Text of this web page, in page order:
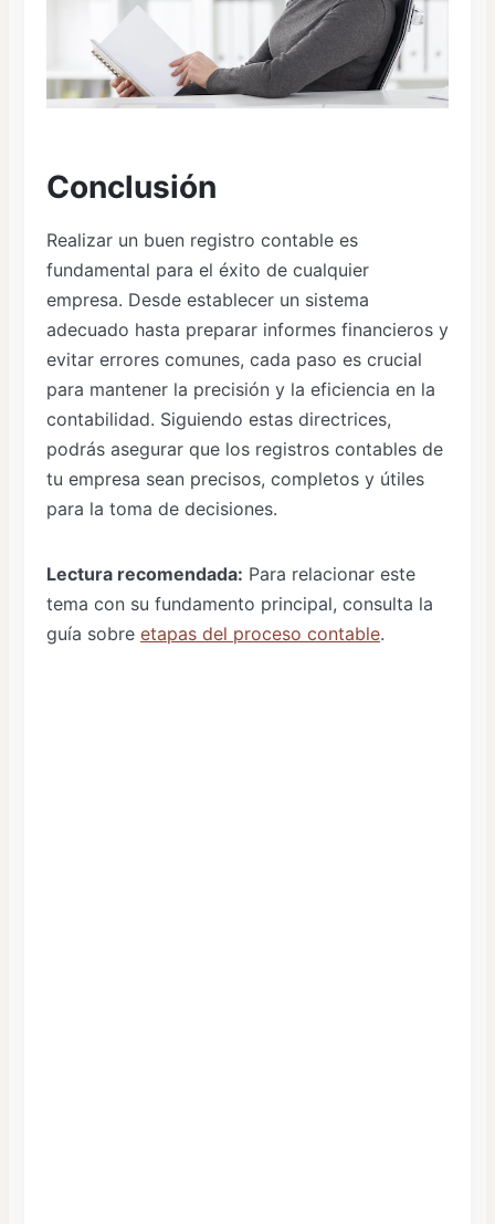
Conclusión
Realizar un buen registro contable es
fundamental para el éxito de cualquier
empresa. Desde establecer un sistema
adecuado hasta preparar informes financieros y
evitar errores comunes, cada paso es crucial
para mantener la precisión y la eficiencia en la
contabilidad. Siguiendo estas directrices,
podrás asegurar que los registros contables de
tu empresa sean precisos, completos y útiles
para la toma de decisiones.
Lectura recomendada: Para relacionar este
tema con su fundamento principal, consulta la
guía sobre etapas del proceso contable.